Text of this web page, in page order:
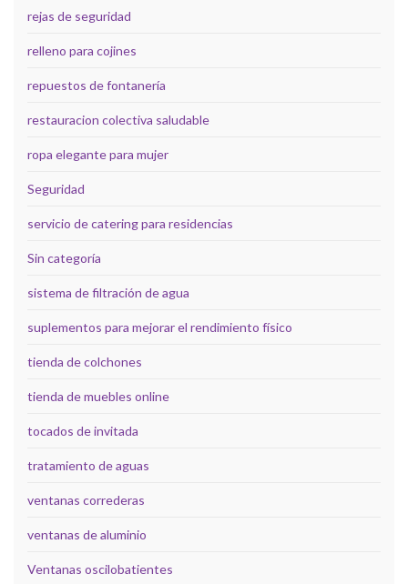
rejas de seguridad
relleno para cojines
repuestos de fontanería
restauracion colectiva saludable
ropa elegante para mujer
Seguridad
servicio de catering para residencias
Sin categoría
sistema de filtración de agua
suplementos para mejorar el rendimiento físico
tienda de colchones
tienda de muebles online
tocados de invitada
tratamiento de aguas
ventanas correderas
ventanas de aluminio
Ventanas oscilobatientes